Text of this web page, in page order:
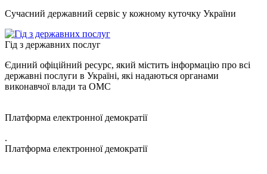
Сучасний державний сервіс у кожному куточку України
Гід з державних послуг
Єдиний офіційний ресурс, який містить інформацію про всі
державні послуги в Україні, які надаються органами
виконавчої влади та ОМС
Платформа електронної демократії
.
Платформа електронної демократії